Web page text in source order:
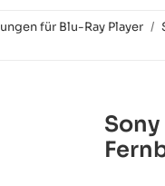
für Blu-Ray Player